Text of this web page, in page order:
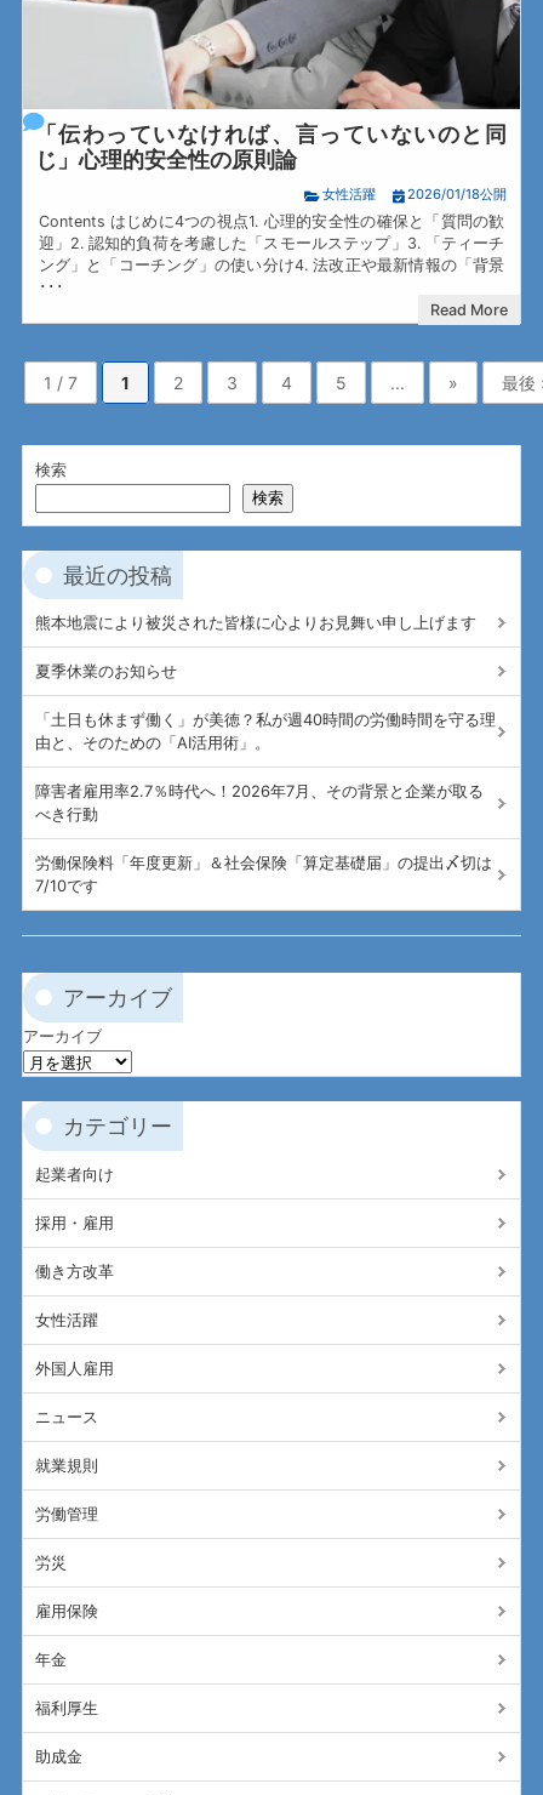
「伝わっていなければ、言っていないのと同
じ」心理的安全性の原則論
女性活躍 2026/01/18公開
Contents はじめに4つの視点1. 心理的安全性の確保と「質問の歓
迎」2. 認知的負荷を考慮した「スモールステップ」3. 「ティーチ
ング」と「コーチング」の使い分け4. 法改正や最新情報の「背景
･･･
Read More
1 / 7 1 2 3 4 5 ... » 最後
検索
検索
最近の投稿
熊本地震により被災された皆様に心よりお見舞い申し上げます
夏季休業のお知らせ
「土日も休まず働く」が美徳？私が週40時間の労働時間を守る理
由と、そのための「AI活用術」。
障害者雇用率2.7％時代へ！2026年7月、その背景と企業が取る
べき行動
労働保険料「年度更新」＆社会保険「算定基礎届」の提出〆切は
7/10です
アーカイブ
アーカイブ
カテゴリー
起業者向け
採用・雇用
働き方改革
女性活躍
外国人雇用
ニュース
就業規則
労働管理
労災
雇用保険
年金
福利厚生
助成金